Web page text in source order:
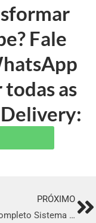
Fale
as
PRÓXIMO
O mais completo Sistema para Delivery de comida Árabe em Guarapuava